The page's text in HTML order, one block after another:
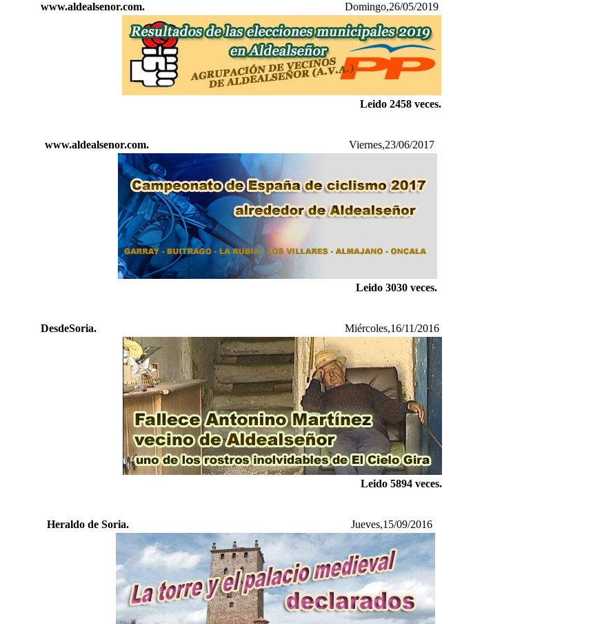
www.aldealsenor.com. Domingo,26/05/2019
Leido 2458 veces.
www.aldealsenor.com. Viernes,23/06/2017
Leido 3030 veces.
DesdeSoria. Miércoles,16/11/2016
Leido 5894 veces.
Heraldo de Soria. Jueves,15/09/2016